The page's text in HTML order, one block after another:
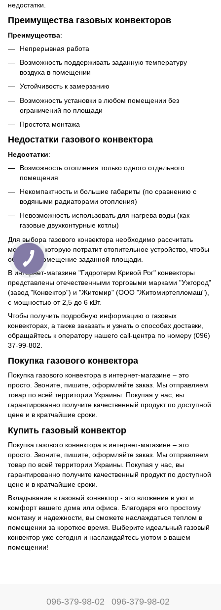
недостатки.
Преимущества газовых конвекторов
Преимущества:
Непрерывная работа
Возможность поддерживать заданную температуру
воздуха в помещении
Устойчивость к замерзанию
Возможность установки в любом помещении без
ограничений по площади
Простота монтажа
Недостатки газового конвектора
Недостатки:
Возможность отопления только одного отдельного
помещения
Некомпактность и большие габариты (по сравнению с
водяными радиаторами отопления)
Невозможность использовать для нагрева воды (как
газовые двухконтурные котлы)
Для выбора газового конвектора необходимо рассчитать
мощность, которую потратит отопительное устройство, чтобы
обогреть помещение заданной площади.
В интернет-магазине "Гидротерм Кривой Рог" конвекторы
представлены отечественными торговыми марками "Ужгород"
(завод "Конвектор") и "Житомир" (ООО "Житомиртепломаш"),
с мощностью от 2,5 до 6 кВт.
Чтобы получить подробную информацию о газовых
конвекторах, а также заказать и узнать о способах доставки,
обращайтесь к оператору нашего call-центра по номеру (096)
37-99-802.
Покупка газового конвектора
Покупка газового конвектора в интернет-магазине – это
просто. Звоните, пишите, оформляйте заказ. Мы отправляем
товар по всей территории Украины. Покупая у нас, вы
гарантированно получите качественный продукт по доступной
цене и в кратчайшие сроки.
Купить газовый конвектор
Покупка газового конвектора в интернет-магазине – это
просто. Звоните, пишите, оформляйте заказ. Мы отправляем
товар по всей территории Украины. Покупая у нас, вы
гарантированно получите качественный продукт по доступной
цене и в кратчайшие сроки.
Вкладывание в газовый конвектор - это вложение в уют и
комфорт вашего дома или офиса. Благодаря его простому
монтажу и надежности, вы сможете наслаждаться теплом в
помещении за короткое время. Выберите идеальный газовый
конвектор уже сегодня и наслаждайтесь уютом в вашем
помещении!
096-379-98-02 096-379-98-02